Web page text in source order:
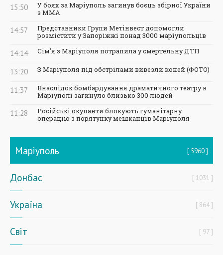
15:50
У боях за Маріуполь загинув боєць збірної України
з ММА
14:57
Представники Групи Метінвест допомогли
розмістити у Запоріжжі понад 3000 маріупольців
14:14 Сім'я з Маріуполя потрапила у смертельну ДТП
13:20 З Маріуполя під обстрілами вивезли коней (ФОТО)
11:37
Внаслідок бомбардування драматичного театру в
Маріуполі загинуло близько 300 людей
11:28
Російські окупанти блокують гуманітарну
операцію з порятунку мешканців Маріуполя
Маріуполь 5960
Донбас 1031
Україна 864
Світ 97